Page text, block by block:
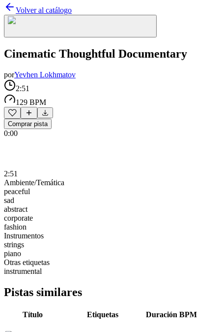
Volver al catálogo
Cinematic Thoughtful Documentary
porYevhen Lokhmatov
2:51
129 BPM
Comprar pista
0:00
2:51
Ambiente/Temática
peaceful
sad
abstract
corporate
fashion
Instrumentos
strings
piano
Otras etiquetas
instrumental
Pistas similares
Título Etiquetas Duración BPM